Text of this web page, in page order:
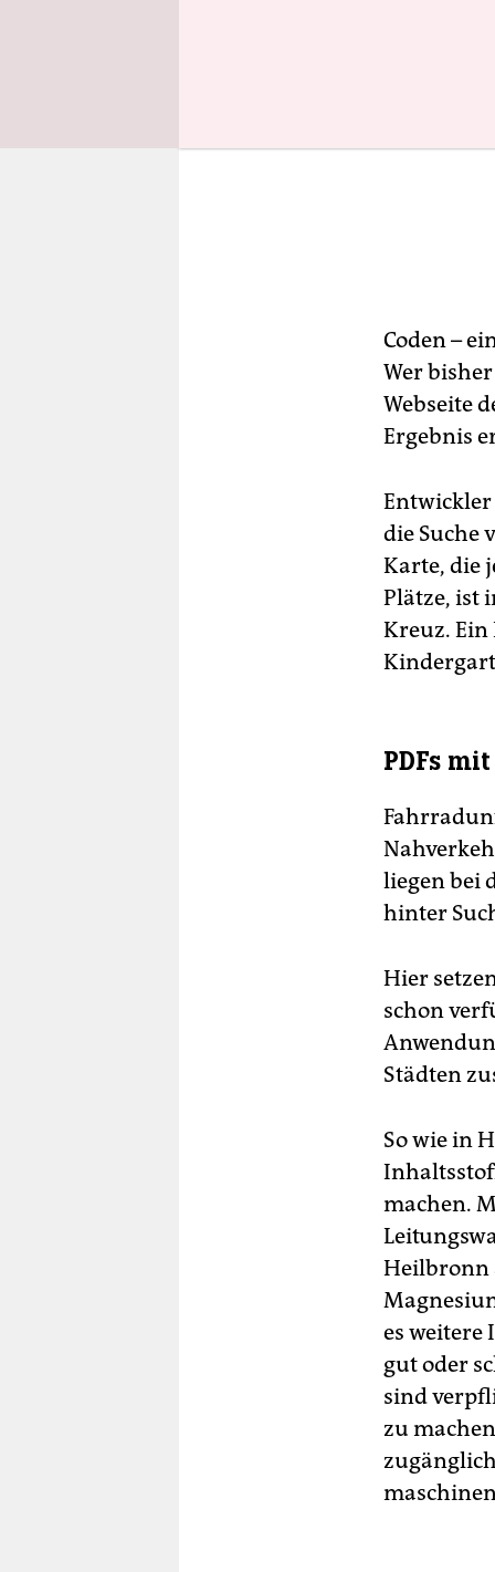
Coden –
Wer
Webseite
Ergebnis
Entwickler
die Suche
Karte, die
Plätze, ist
Kreuz.
PDFs
liegen bei
hinter
Hier
schon
Städten
So wie in
machen.
Heilbronn
es weitere
gut oder
sind
zu